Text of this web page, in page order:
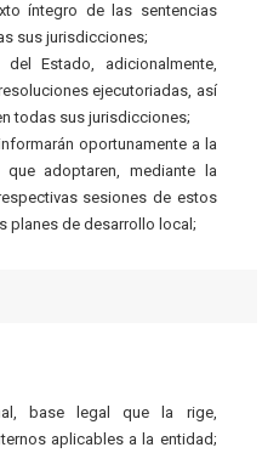
íntegro de las sentencias
sus jurisdicciones;
Estado, adicionalmente,
ejecutoriadas, así
todas sus jurisdicciones;
oportunamente a la
adoptaren, mediante la
sesiones de estos
planes de desarrollo local;
base legal que la rige,
aplicables a la entidad;